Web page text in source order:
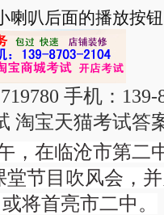
喇叭后面的播放按
手机：
淘宝天猫考试答
，在临沧市第二
节目吹风会，
将首亮市二中。